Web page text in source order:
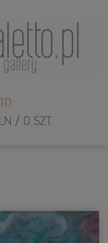
/ 0 SZT.